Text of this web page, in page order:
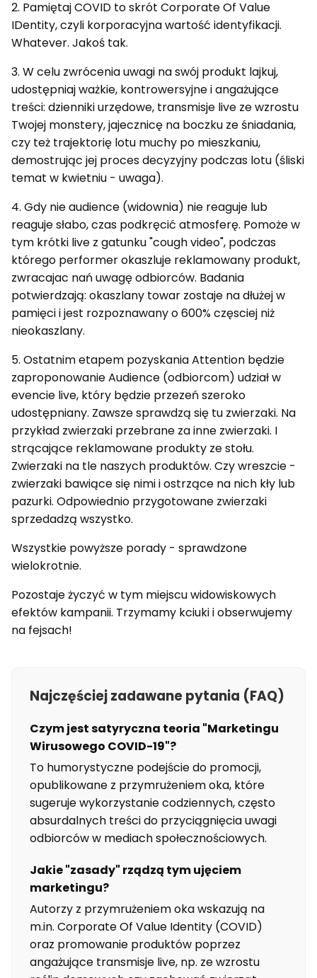
2. Pamiętaj COVID to skrót Corporate Of Value
IDentity, czyli korporacyjna wartość identyfikacji.
Whatever. Jakoś tak.
3. W celu zwrócenia uwagi na swój produkt lajkuj,
udostępniaj ważkie, kontrowersyjne i angażujące
treści: dzienniki urzędowe, transmisje live ze wzrostu
Twojej monstery, jajecznicę na boczku ze śniadania,
czy też trajektorię lotu muchy po mieszkaniu,
demostrując jej proces decyzyjny podczas lotu (śliski
temat w kwietniu - uwaga).
4. Gdy nie audience (widownia) nie reaguje lub
reaguje słabo, czas podkręcić atmosferę. Pomoże w
tym krótki live z gatunku "cough video", podczas
którego performer okaszluje reklamowany produkt,
zwracajac nań uwagę odbiorców. Badania
potwierdzają: okaszlany towar zostaje na dłużej w
pamięci i jest rozpoznawany o 600% częsciej niż
nieokaszlany.
5. Ostatnim etapem pozyskania Attention będzie
zaproponowanie Audience (odbiorcom) udział w
evencie live, który będzie przezeń szeroko
udostępniany. Zawsze sprawdzą się tu zwierzaki. Na
przykład zwierzaki przebrane za inne zwierzaki. I
strącające reklamowane produkty ze stołu.
Zwierzaki na tle naszych produktów. Czy wreszcie -
zwierzaki bawiące się nimi i ostrzące na nich kły lub
pazurki. Odpowiednio przygotowane zwierzaki
sprzedadzą wszystko.
Wszystkie powyższe porady - sprawdzone
wielokrotnie.
Pozostaje życzyć w tym miejscu widowiskowych
efektów kampanii. Trzymamy kciuki i obserwujemy
na fejsach!
Najczęściej zadawane pytania (FAQ)
Czym jest satyryczna teoria "Marketingu
Wirusowego COVID-19"?
To humorystyczne podejście do promocji,
opublikowane z przymrużeniem oka, które
sugeruje wykorzystanie codziennych, często
absurdalnych treści do przyciągnięcia uwagi
odbiorców w mediach społecznościowych.
Jakie "zasady" rządzą tym ujęciem
marketingu?
Autorzy z przymrużeniem oka wskazują na
m.in. Corporate Of Value Identity (COVID)
oraz promowanie produktów poprzez
angażujące transmisje live, np. ze wzrostu